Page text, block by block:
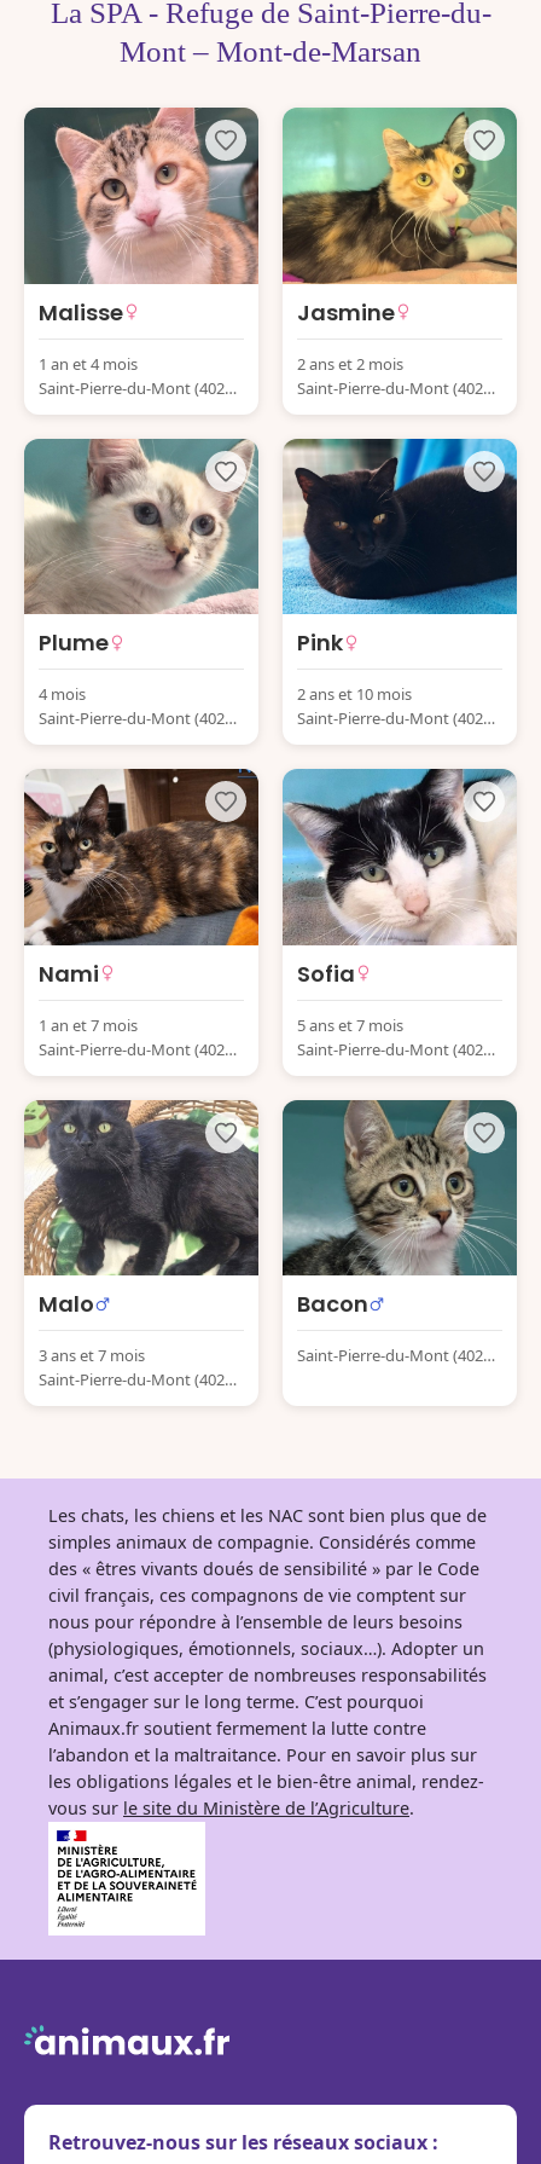
La SPA - Refuge de Saint-Pierre-du-
Mont – Mont-de-Marsan
Malisse
1 an et 4 mois
Saint-Pierre-du-Mont (4028
0) France
Jasmine
2 ans et 2 mois
Saint-Pierre-du-Mont (4028
0) France
Plume
4 mois
Saint-Pierre-du-Mont (4028
0) France
Pink
2 ans et 10 mois
Saint-Pierre-du-Mont (4028
0) France
Nami
1 an et 7 mois
Saint-Pierre-du-Mont (4028
0) France
Sofia
5 ans et 7 mois
Saint-Pierre-du-Mont (4028
0) France
Malo
3 ans et 7 mois
Saint-Pierre-du-Mont (4028
0) France
Bacon
Saint-Pierre-du-Mont (4028
Les chats, les chiens et les NAC sont bien plus que de
simples animaux de compagnie. Considérés comme
des « êtres vivants doués de sensibilité » par le Code
civil français, ces compagnons de vie comptent sur
nous pour répondre à l’ensemble de leurs besoins
(physiologiques, émotionnels, sociaux…). Adopter un
animal, c’est accepter de nombreuses responsabilités
et s’engager sur le long terme. C’est pourquoi
Animaux.fr soutient fermement la lutte contre
l’abandon et la maltraitance. Pour en savoir plus sur
les obligations légales et le bien-être animal, rendez-
vous sur le site du Ministère de l’Agriculture.
Retrouvez-nous sur les réseaux sociaux :